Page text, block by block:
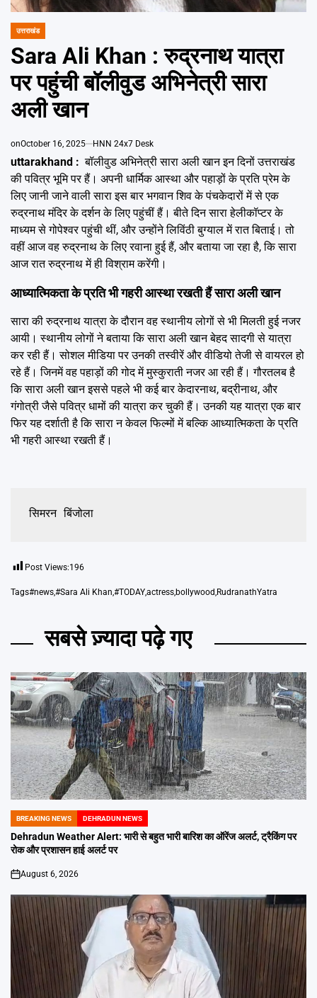
POSTED
उत्तराखंड
Sara Ali Khan : रुद्रनाथ यात्रा
पर पहुंची बॉलीवुड अभिनेत्री सारा
अली खान
onOctober 16, 2025 HNN 24x7 Desk
uttarakhand : बॉलीवुड अभिनेत्री सारा अली खान इन दिनों उत्तराखंड
की पवित्र भूमि पर हैं। अपनी धार्मिक आस्था और पहाड़ों के प्रति प्रेम के
लिए जानी जाने वाली सारा इस बार भगवान शिव के पंचकेदारों में से एक
रुद्रनाथ मंदिर के दर्शन के लिए पहुंचीं हैं। बीते दिन सारा हेलीकॉप्टर के
माध्यम से गोपेश्वर पहुंची थीं, और उन्होंने लिविंठी बुग्याल में रात बिताई। तो
वहीं आज वह रुद्रनाथ के लिए रवाना हुई हैं, और बताया जा रहा है, कि सारा
आज रात रुद्रनाथ में ही विश्राम करेंगी।
आध्यात्मिकता के प्रति भी गहरी आस्था रखती हैं सारा अली खान
सारा की रुद्रनाथ यात्रा के दौरान वह स्थानीय लोगों से भी मिलती हुई नजर
आयी। स्थानीय लोगों ने बताया कि सारा अली खान बेहद सादगी से यात्रा
कर रही हैं। सोशल मीडिया पर उनकी तस्वीरें और वीडियो तेजी से वायरल हो
रहे हैं। जिनमें वह पहाड़ों की गोद में मुस्कुराती नजर आ रही हैं। गौरतलब है
कि सारा अली खान इससे पहले भी कई बार केदारनाथ, बद्रीनाथ, और
गंगोत्री जैसे पवित्र धामों की यात्रा कर चुकी हैं। उनकी यह यात्रा एक बार
फिर यह दर्शाती है कि सारा न केवल फिल्मों में बल्कि आध्यात्मिकता के प्रति
भी गहरी आस्था रखती हैं।
सिमरन बिंजोला
Post Views:196
Tags#news#Sara Ali Khan #TODAYactressbollywood RudranathYatra
सबसे ज़्यादा पढ़े गए
POSTED
IN
BREAKING NEWS DEHRADUN NEWS
Dehradun Weather Alert: भारी से बहुत भारी बारिश का ऑरेंज अलर्ट, ट्रैकिंग पर
रोक और प्रशासन हाई अलर्ट पर
on
August 6, 2026